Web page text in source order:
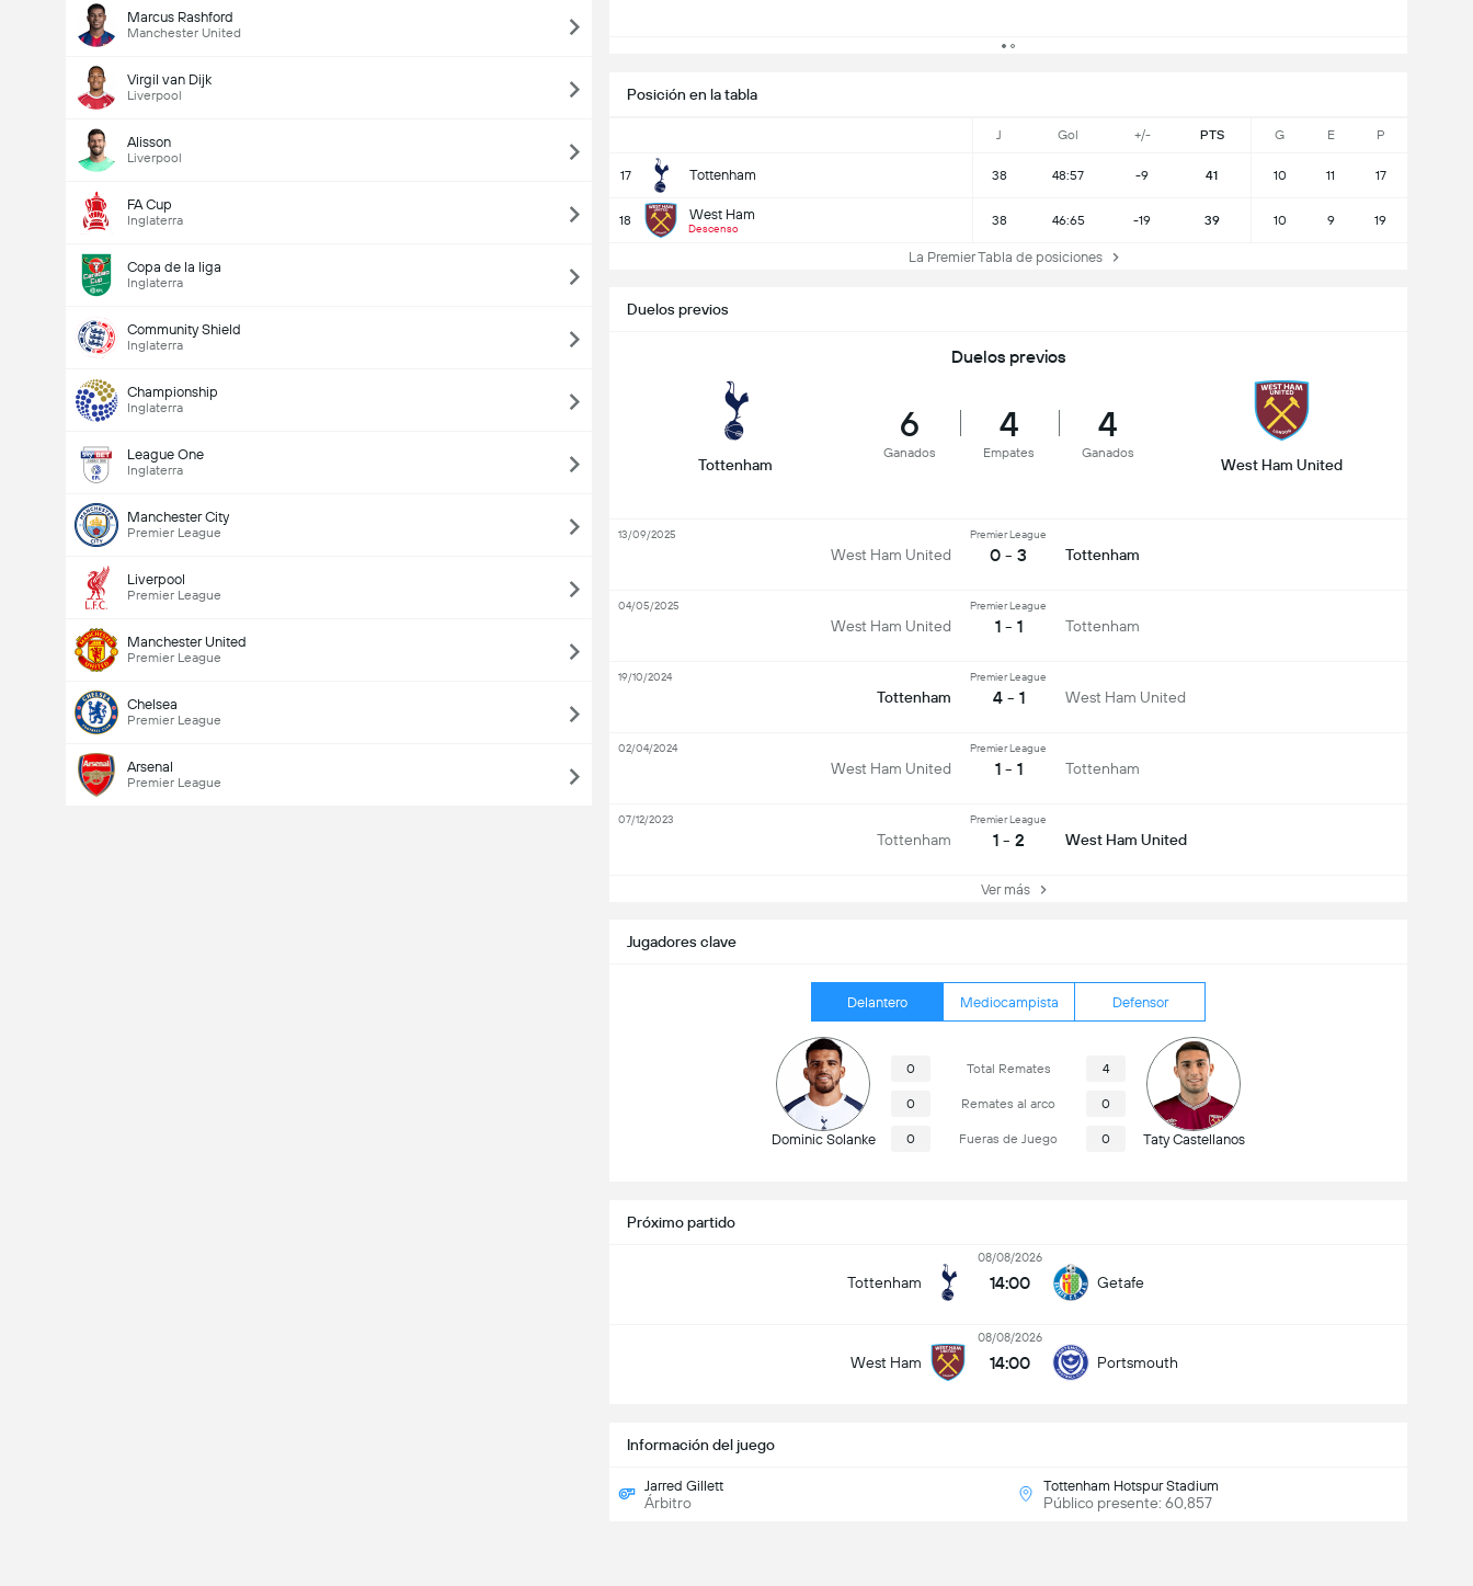
Marcus Rashford
Manchester United
Virgil van Dijk
Liverpool
Alisson
Liverpool
FA Cup
Inglaterra
Copa de la liga
Inglaterra
Community Shield
Inglaterra
Championship
Inglaterra
League One
Inglaterra
Manchester City
Premier League
Liverpool
Premier League
Manchester United
Premier League
Chelsea
Premier League
Arsenal
Premier League
Próximo partido
Tottenham
08/08/2026
14:00 Getafe
West Ham
08/08/2026
14:00 Portsmouth
Jugadores clave
Delantero Mediocampista Defensor
Dominic Solanke
0 Total Remates 4
0 Remates al arco 0
0 Fueras de Juego 0 Taty Castellanos
Información del juego
Jarred Gillett
Árbitro
Tottenham Hotspur Stadium
Público presente: 60,857
Posición en la tabla
J Gol +/- PTS G E P
17 Tottenham 38 48:57 -9 41 10 11 17
18 West Ham
Descenso
38 46:65 -19 39 10 9 19
La Premier Tabla de posiciones
Duelos previos
Duelos previos
Tottenham
6
Ganados
4
Empates
4
Ganados
West Ham United
West Ham United
Premier League
0 - 3 Tottenham
13/09/2025
West Ham United
Premier League
1 - 1 Tottenham
04/05/2025
Tottenham
Premier League
4 - 1 West Ham United
19/10/2024
West Ham United
Premier League
1 - 1 Tottenham
02/04/2024
Tottenham
Premier League
1 - 2 West Ham United
07/12/2023
Ver más